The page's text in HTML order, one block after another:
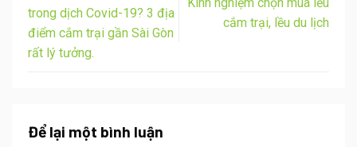
trong dịch Covid-19? 3 địa
điểm cắm trại gần Sài Gòn
rất lý tưởng.
Kinh nghiệm chọn mua lều
cắm trại, lều du lịch
Để lại một bình luận